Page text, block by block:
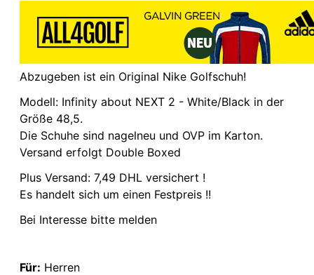
Abzugeben ist ein Original Nike Golfschuh!
Modell: Infinity about NEXT 2 - White/Black in der
Größe 48,5.
Die Schuhe sind nagelneu und OVP im Karton.
Versand erfolgt Double Boxed
Plus Versand: 7,49 DHL versichert !
Es handelt sich um einen Festpreis !!
Bei Interesse bitte melden
Für: Herren